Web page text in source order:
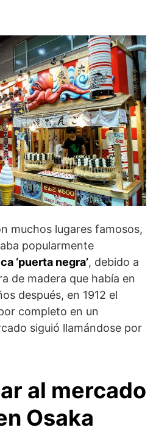
muchos lugares famosos,
popularmente
‘puerta negra’, debido a
de madera que había en
después, en 1912 el
completo en un
siguió llamándose por
al mercado
Osaka